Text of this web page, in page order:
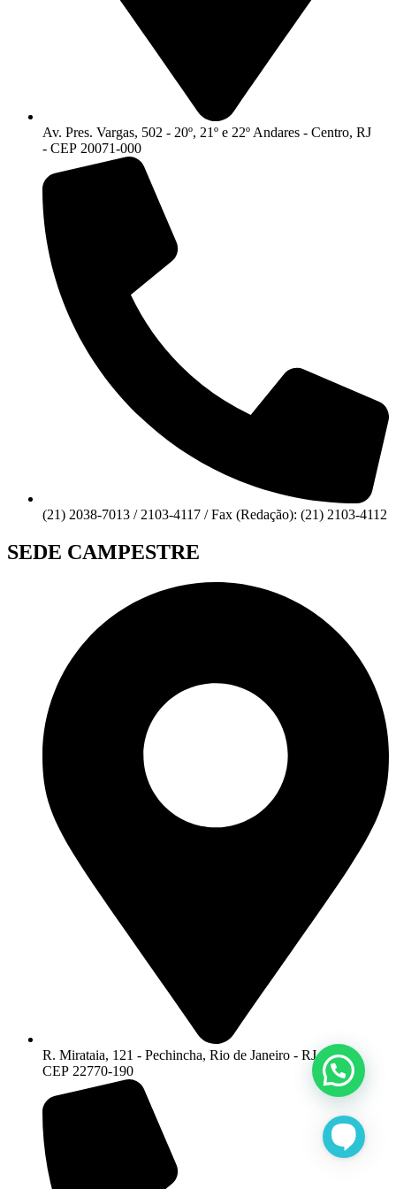
Av. Pres. Vargas, 502 - 20º, 21º e 22º Andares - Centro, RJ
- CEP 20071-000
(21) 2038-7013 / 2103-4117 / Fax (Redação): (21) 2103-4112
SEDE CAMPESTRE
R. Mirataia, 121 - Pechincha, Rio de Janeiro - RJ -
CEP 22770-190